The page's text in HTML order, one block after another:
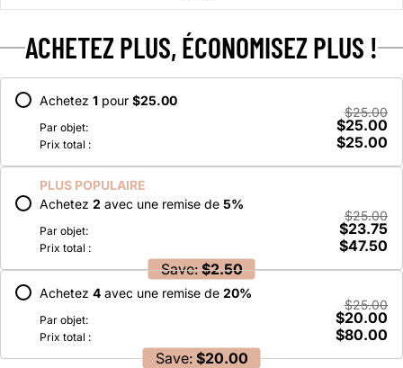
ACHETEZ PLUS, ÉCONOMISEZ PLUS !
Achetez 1 pour $25.00
Par objet:
$25.00
$25.00
Prix total : $25.00
PLUS POPULAIRE
Achetez 2 avec une remise de 5%
Par objet:
$25.00
$23.75
Prix total :
$47.50
Save: $2.50
Achetez 4 avec une remise de 20%
Par objet:
$25.00
$20.00
Prix total :
$80.00
Save: $20.00